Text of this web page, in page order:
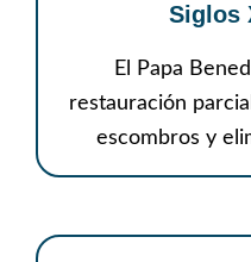
Siglos
El Papa
restauración
escombros y